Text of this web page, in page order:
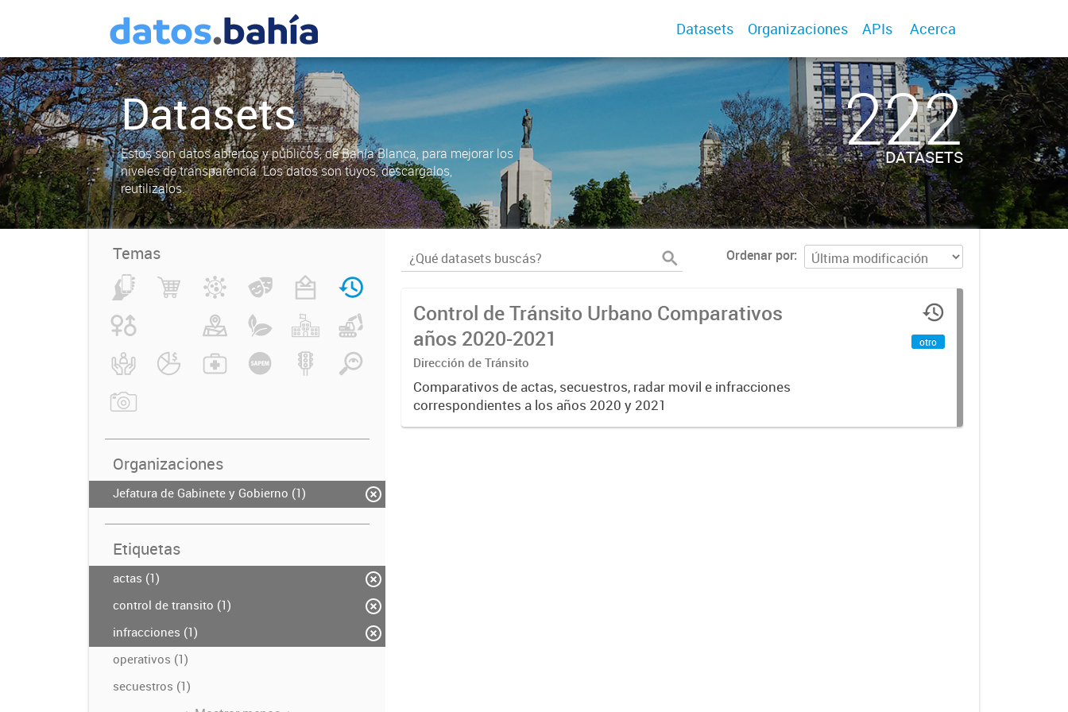
Datasets Organizaciones APIs Acerca
Datasets
Estos son datos abiertos y públicos, de Bahía Blanca, para mejorar los
niveles de transparencia. Los datos son tuyos, descargalos,
reutilizalos.
222
DATASETS
Temas
Organizaciones
Jefatura de Gabinete y Gobierno (1)
Etiquetas
actas (1)
control de transito (1)
infracciones (1)
operativos (1)
secuestros (1)
Ordenar por
Control de Tránsito Urbano Comparativos
años 2020-2021
Dirección de Tránsito
Comparativos de actas, secuestros, radar movil e infracciones
correspondientes a los años 2020 y 2021
otro